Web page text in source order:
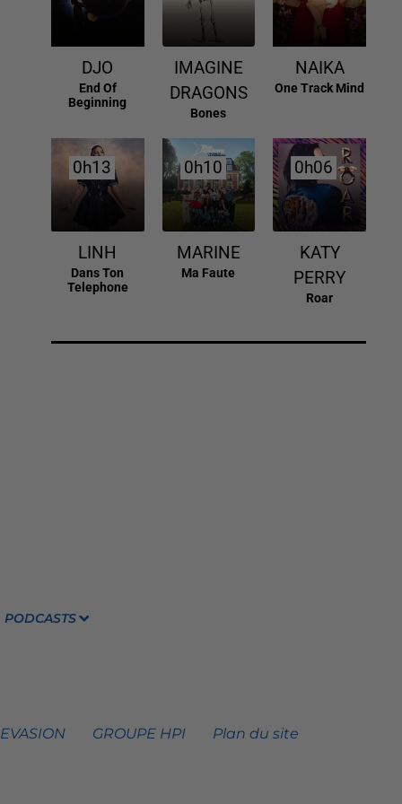
DJO
End Of
Beginning
IMAGINE
DRAGONS
Bones
NAIKA
One Track Mind
0h13
0h13
LINH
Dans Ton
Telephone
0h10
0h10
MARINE
Ma Faute
0h06
0h06
KATY
PERRY
Roar
PODCASTS
GROUPE HPI Plan du site